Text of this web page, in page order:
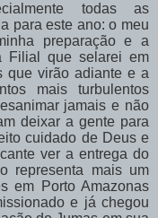
todas as
para este ano: o meu
preparação e a
Filial que selarei em
que virão adiante e a
mais turbulentos
jamais e não
deixar a gente para
cuidado de Deus e
ver a entrega do
representa mais um
em Porto Amazonas
e já chegou